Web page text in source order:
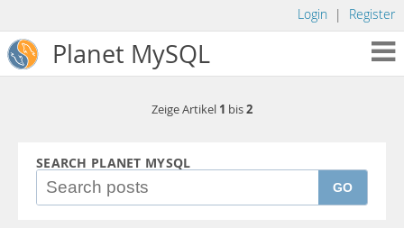
Login | Register
Planet MySQL
Zeige Artikel 1 bis2
SEARCH PLANET MYSQL
GO